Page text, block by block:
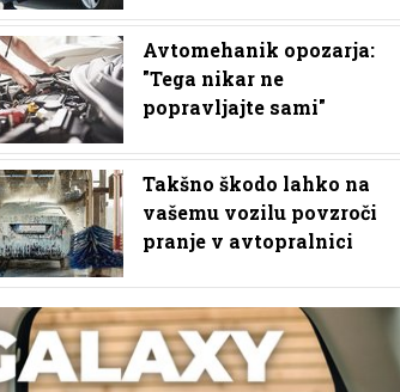
Avtomehanik opozarja:
"Tega nikar ne
popravljajte sami"
Takšno škodo lahko na
vašemu vozilu povzroči
pranje v avtopralnici